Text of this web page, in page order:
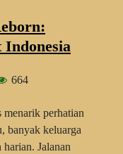
Indonesia
664
perhatian
banyak keluarga
Jalanan